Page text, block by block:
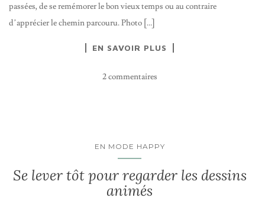
passées, de se remémorer le bon vieux temps ou au contraire
d’apprécier le chemin parcouru. Photo […]
EN SAVOIR PLUS
2 commentaires
EN MODE HAPPY
Se lever tôt pour regarder les dessins
animés